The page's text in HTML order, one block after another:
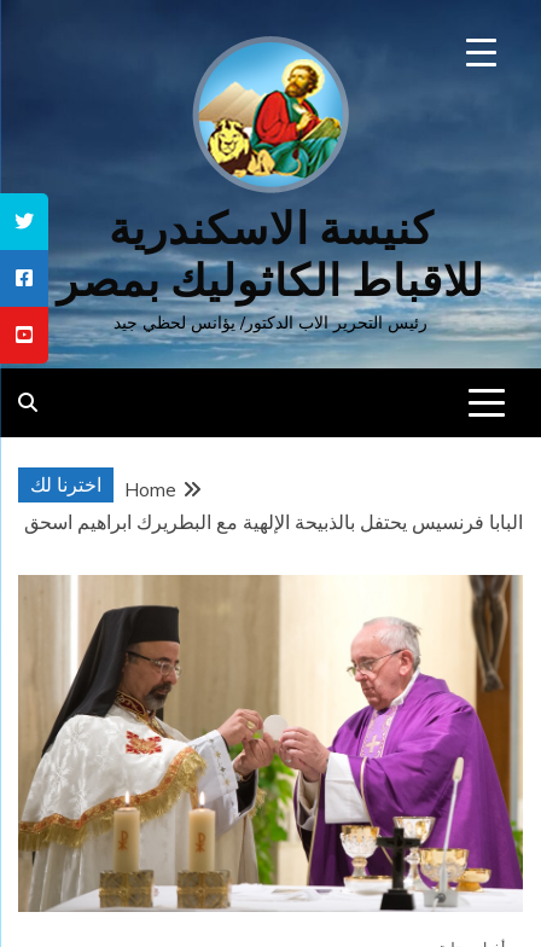
كنيسة الاسكندرية
للاقباط الكاثوليك بمصر
رئيس التحرير الاب الدكتور/ يؤانس لحظي جيد
اخترنا لك
Home
البابا فرنسيس يحتفل بالذبيحة الإلهية مع البطريرك ابراهيم اسحق